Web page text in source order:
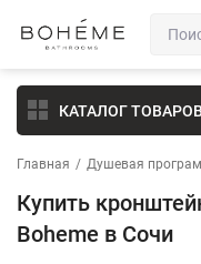
КАТАЛОГ ТОВАРОВ
Главная / Душевая
Купить
Boheme в Сочи